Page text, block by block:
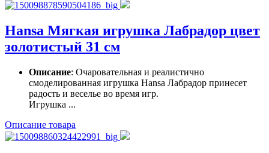
Hansa Мягкая игрушка Лабрадор цвет
золотистый 31 см
Описание: Очаровательная и реалистично
смоделированная игрушка Hansa Лабрадор принесет
радость и веселье во время игр.
Игрушка ...
Описание товара